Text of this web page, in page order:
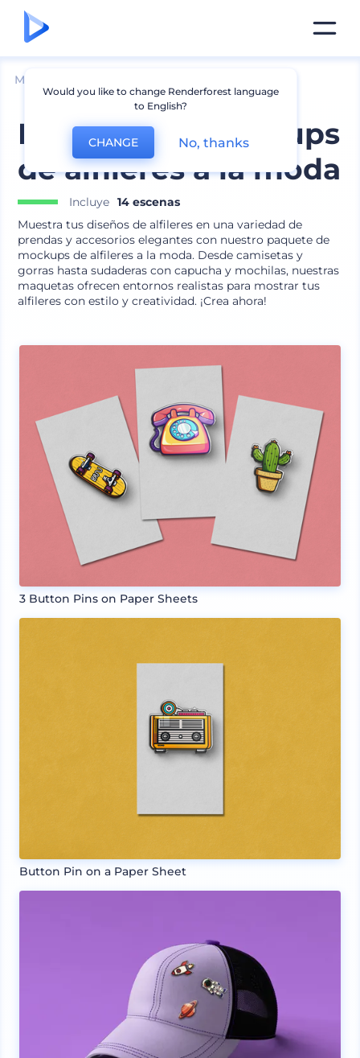
Mockups
Paquete de mockups
de alfileres a la moda
Incluye 14 escenas
Muestra tus diseños de alfileres en una variedad de
prendas y accesorios elegantes con nuestro paquete de
mockups de alfileres a la moda. Desde camisetas y
gorras hasta sudaderas con capucha y mochilas, nuestras
maquetas ofrecen entornos realistas para mostrar tus
alfileres con estilo y creatividad. ¡Crea ahora!
3 Button Pins on Paper Sheets
Button Pin on a Paper Sheet
Would you like to change Renderforest language
to English?
CHANGE No, thanks